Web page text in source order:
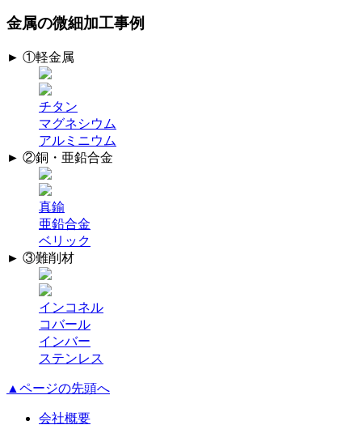
金属の微細加工事例
► ①軽金属
チタン
マグネシウム
アルミニウム
► ②銅・亜鉛合金
真鍮
亜鉛合金
ベリック
► ③難削材
インコネル
コバール
インバー
ステンレス
▲ページの先頭へ
会社概要